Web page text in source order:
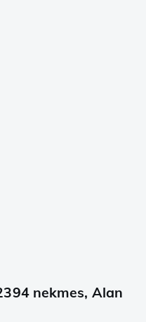
nekmes, Alan